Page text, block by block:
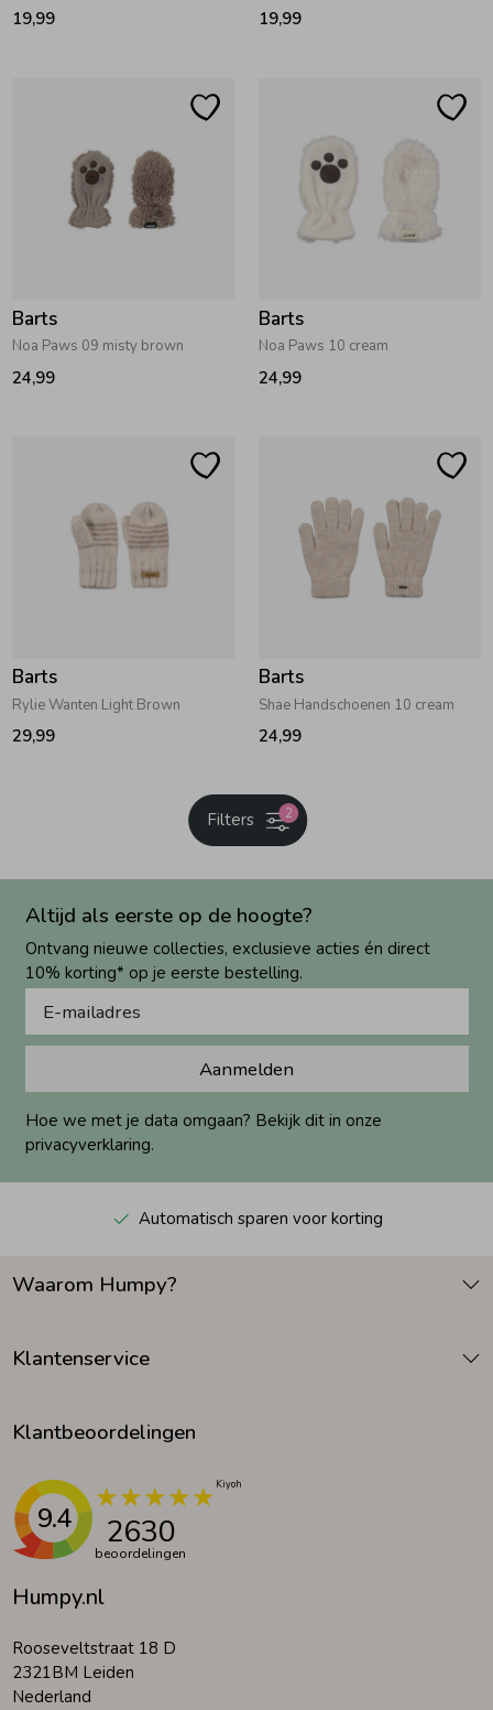
19,99 19,99
Barts
Noa Paws 09 misty brown
24,99
Barts
Noa Paws 10 cream
24,99
Barts
Rylie Wanten Light Brown
29,99
Barts
Shae Handschoenen 10 cream
24,99
2
Filters
Altijd als eerste op de hoogte?
Ontvang nieuwe collecties, exclusieve acties én direct
10% korting* op je eerste bestelling.
Aanmelden
Hoe we met je data omgaan? Bekijk dit in onze
privacyverklaring.
Automatisch sparen voor korting
Humpy.nl
Rooseveltstraat 18 D
2321BM Leiden
Nederland
Waarom Humpy?
Klantenservice
Klantbeoordelingen
9.4 2630
beoordelingen